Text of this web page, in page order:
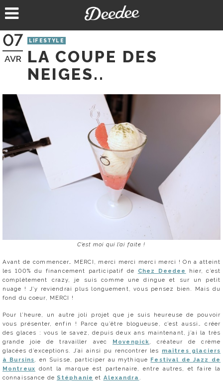
au
07
AVR
LIFESTYLE
LA COUPE DES
NEIGES..
C’est moi qui l’ai faite !
Avant de commencer… MERCI, merci merci merci merci ! On a atteint
les 100% du financement participatif de Chez Deedee
hier, c’est
complètement crazy, je suis comme une dingue et sur un petit
nuage ! J’y reviendrai plus longuement, vous pensez bien. Mais du
fond du coeur, MERCI !
Pour l’heure, un autre joli projet que je suis heureuse de pouvoir
vous présenter, enfin ! Parce qu’être blogueuse, c’est aussi… créer
des glaces : vous le savez, depuis deux ans maintenant, j’ai la très
grande joie de travailler avec Movenpick, créateur de crème
glacées d’exceptions. J’ai ainsi pu rencontrer les maîtres glaciers
à Bursins, en Suisse, participer au mythique Festival de Jazz de
Montreux dont la marque est partenaire, entre autres, et faire la
connaissance de Stéphanie et Alexandra .